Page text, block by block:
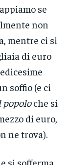
se
non
mentre ci si
di euro
soffio (e ci
popoloche si
di euro,
ne trova).
si sofferma